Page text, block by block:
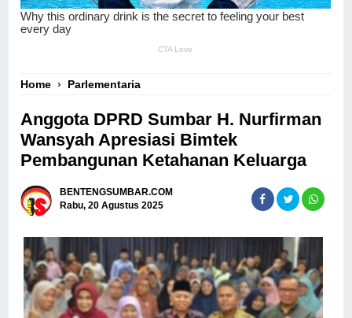
Home › Parlementaria
Anggota DPRD Sumbar H. Nurfirman
Wansyah Apresiasi Bimtek
Pembangunan Ketahanan Keluarga
BENTENGSUMBAR.COM
Rabu, 20 Agustus 2025